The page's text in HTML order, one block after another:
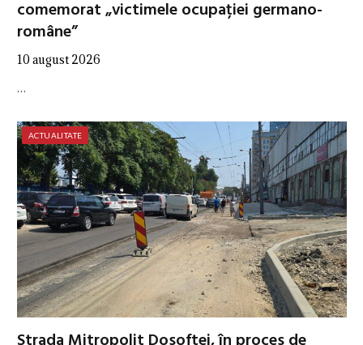
comemorat „victimele ocupației germano-
române”
10 august 2026
…
ACTUALITATE